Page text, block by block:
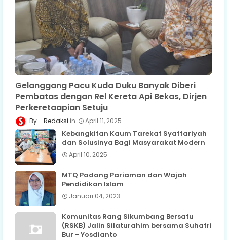
Gelanggang Pacu Kuda Duku Banyak Diberi
Pembatas dengan Rel Kereta Api Bekas, Dirjen
Perkeretaapian Setuju
Redaksi April 11, 2025
Kebangkitan Kaum Tarekat Syattariyah
dan Solusinya Bagi Masyarakat Modern
April 10, 2025
MTQ Padang Pariaman dan Wajah
Pendidikan Islam
Januari 04, 2023
Komunitas Rang Sikumbang Bersatu
(RSKB) Jalin Silaturahim bersama Suhatri
Bur - Yosdianto